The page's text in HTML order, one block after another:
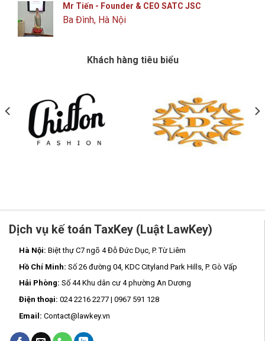
Mr Tiến - Founder & CEO SATC JSC
Ba Đình, Hà Nội
Khách hàng tiêu biểu
Dịch vụ kế toán TaxKey (Luật LawKey)
Hà Nội: Biệt thự C7 ngõ 4 Đỗ Đức Dục, P. Từ Liêm
Hồ Chí Minh: Số 26 đường 04, KDC Cityland Park Hills, P. Gò Vấp
Hải Phòng: Số 44 Khu dân cư 4 phường An Dương
Điện thoại: 024 2216 2277 | 0967 591 128
Email: Contact@lawkey.vn